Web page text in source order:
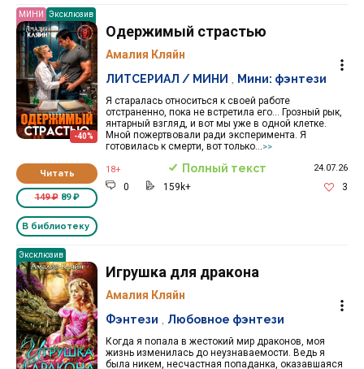
МИНИ Эксклюзив
-40%
Читать
149 ₽89 ₽
В библиотеку
Одержимый страстью
Амалия Кляйн
Я старалась относиться к своей работе
отстраненно, пока не встретила его… Грозный рык,
янтарный взгляд, и вот мы уже в одной клетке.
Мной пожертвовали ради эксперимента. Я
готовилась к смерти, вот только...
>>
ЛИТСЕРИАЛ / МИНИ Мини: фэнтези
18+ Полный текст 24.07.26
0 159k+ 3
Эксклюзив
Игрушка для дракона
Амалия Кляйн
Когда я попала в жестокий мир драконов, моя
жизнь изменилась до неузнаваемости. Ведь я
была никем, несчастная попаданка, оказавшаяся
Фэнтези Любовное фэнтези